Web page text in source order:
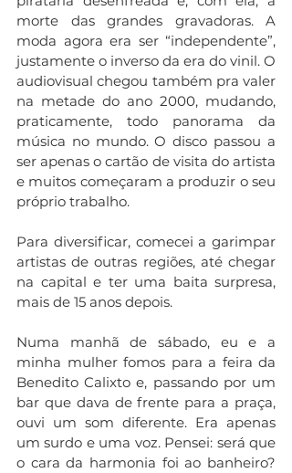
morte das grandes gravadoras. A
moda agora era ser “independente”,
justamente o inverso da era do vinil. O
audiovisual chegou também pra valer
na metade do ano 2000, mudando,
praticamente, todo panorama da
música no mundo. O disco passou a
ser apenas o cartão de visita do artista
e muitos começaram a produzir o seu
próprio trabalho.
Para diversificar, comecei a garimpar
artistas de outras regiões, até chegar
na capital e ter uma baita surpresa,
mais de 15 anos depois.
Numa manhã de sábado, eu e a
minha mulher fomos para a feira da
Benedito Calixto e, passando por um
bar que dava de frente para a praça,
ouvi um som diferente. Era apenas
um surdo e uma voz. Pensei: será que
o cara da harmonia foi ao banheiro?